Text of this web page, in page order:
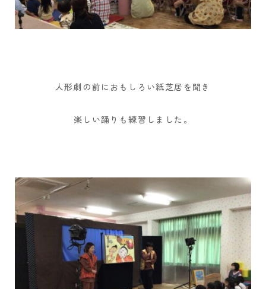
人形劇の前におもしろい紙芝居を聞き
楽しい踊りも練習しました。